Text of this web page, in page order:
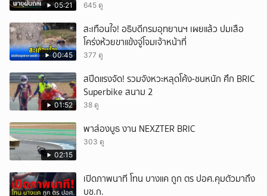
05:21 645 ดู
00:45
สะเทือนใจ! อธิบดีกรมอุทยานฯ เผยแล้ว ปมเสือ
โคร่งห้วยขาแข้งจู่โจมเจ้าหน้าที่
377 ดู
01:52
สปีดแรงจัด! รวมจังหวะหลุดโค้ง-ชนหนัก ศึก BRIC
Superbike สนาม 2
38 ดู
02:15
พาส่องบูธ งาน NEXZTER BRIC
303 ดู
เปิดภาพนาที โทน บางแค ถูก ตร ปอศ.คุมตัวมาถึง
บช.ก.